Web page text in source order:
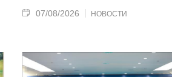
07/08/2026 НОВОСТИ